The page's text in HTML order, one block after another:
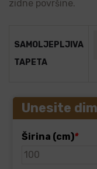
zidne površine.
SAMOLJEPLJIVA
TAPETA
Unesite
Širina (cm)*